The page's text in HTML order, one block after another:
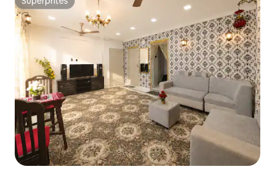
Superpritës